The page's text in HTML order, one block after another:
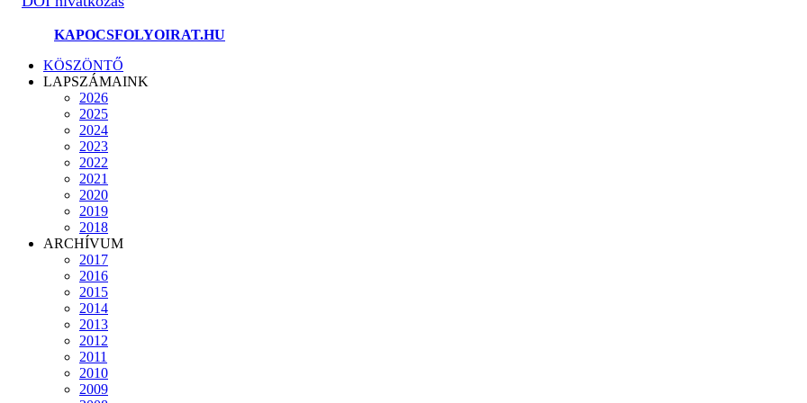
KAPOCSFOLYOIRAT.HU
KÖSZÖNTŐ
LAPSZÁMAINK
2026
2025
2024
2023
2022
2021
2020
2019
2018
ARCHÍVUM
2017
2016
2015
2014
2013
2012
2011
2010
2009